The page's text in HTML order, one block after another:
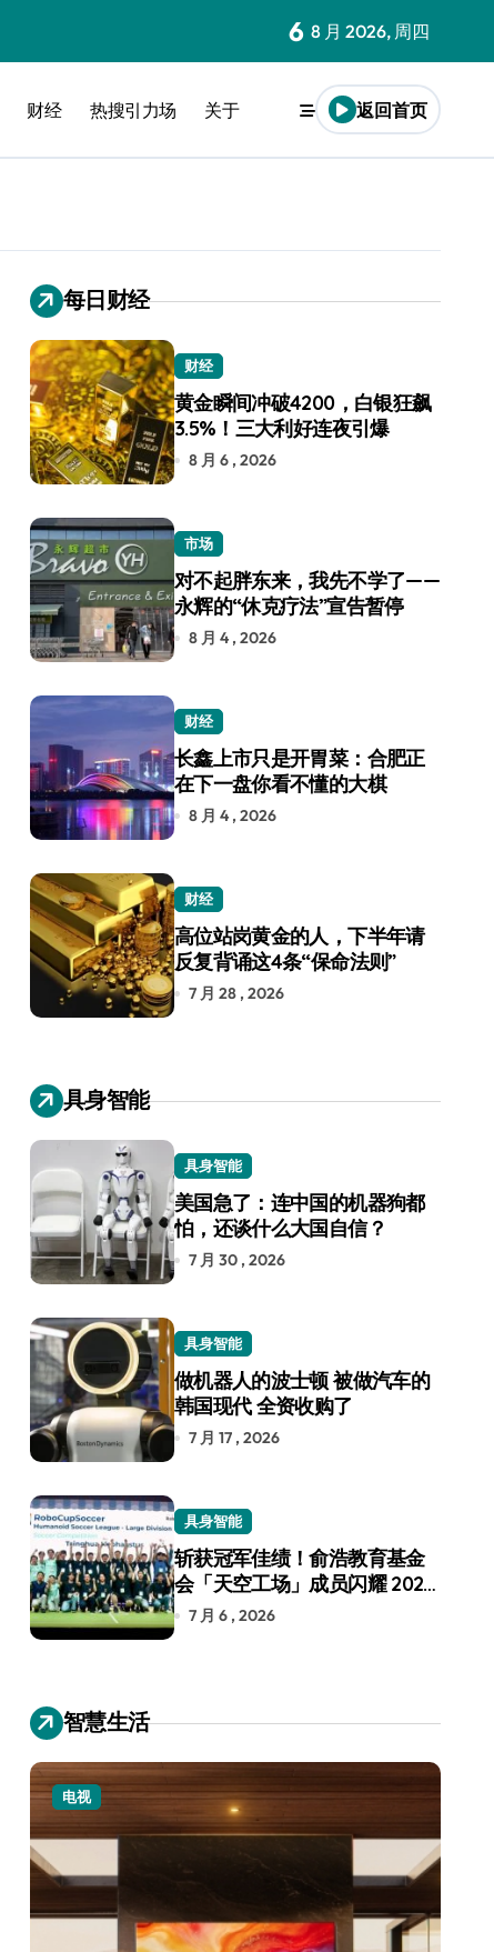
6 8 月 2026, 周四
财经 热搜引力场 关于 返回首页
每日财经
财经
黄金瞬间冲破4200，白银狂飙
3.5%！三大利好连夜引爆
8 月 6 , 2026
市场
对不起胖东来，我先不学了——
永辉的“休克疗法”宣告暂停
8 月 4 , 2026
财经
长鑫上市只是开胃菜：合肥正
在下一盘你看不懂的大棋
8 月 4 , 2026
财经
高位站岗黄金的人，下半年请
反复背诵这4条“保命法则”
7 月 28 , 2026
具身智能
具身智能
美国急了：连中国的机器狗都
怕，还谈什么大国自信？
7 月 30 , 2026
具身智能
做机器人的波士顿 被做汽车的
韩国现代 全资收购了
7 月 17 , 2026
具身智能
斩获冠军佳绩！俞浩教育基金
会「天空工场」成员闪耀 2026
RoboCup 机器人世界杯
7 月 6 , 2026
智慧生活
小家电